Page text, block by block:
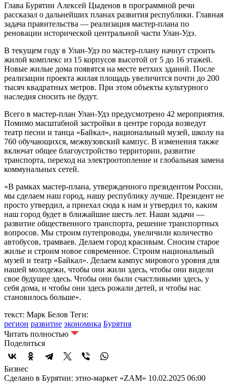
Глава Бурятии Алексей Цыденов в программной речи
рассказал о дальнейших планах развития республики. Главная
задача правительства — реализация мастер-плана по
реновации исторической центральной части Улан-Удэ.
В текущем году в Улан-Удэ по мастер-плану начнут строить
жилой комплекс из 15 корпусов высотой от 5 до 16 этажей.
Новые жилые дома появятся на месте ветхих зданий. После
реализации проекта жилая площадь увеличится почти до 200
тысяч квадратных метров. При этом объекты культурного
наследия сносить не будут.
Всего в мастер-план Улан-Удэ предусмотрено 42 мероприятия.
Помимо масштабной застройки в центре города возведут
театр песни и танца «Байкал», национальный музей, школу на
760 обучающихся, межвузовский кампус. В изменения также
включат общее благоустройство территории, развитие
транспорта, переход на электроотопление и глобальная замена
коммунальных сетей.
«В рамках мастер-плана, утвержденного президентом России,
мы сделаем наш город, нашу республику лучше. Президент не
просто утвердил, а приехал сюда к нам и утвердил то, каким
наш город будет в ближайшие шесть лет. Наши задачи —
развитие общественного транспорта, решение транспортных
вопросов. Мы строим путепроводы, увеличили количество
автобусов, трамваев. Делаем город красивым. Сносим старое
жилье и строим новое современное. Строим национальный
музей и театр «Байкал». Делаем кампус мирового уровня для
нашей молодежи, чтобы они жили здесь, чтобы они видели
свое будущее здесь. Чтобы они были счастливыми здесь, у
себя дома, и чтобы они здесь рожали детей, и чтобы нас
становилось больше».
текст: Марк Белов Теги:
регион развитие экономика Бурятия
Читать полностью
Поделиться
Бизнес
Сделано в Бурятии: этно-маркет «ZAM» 10.02.2025 06:00